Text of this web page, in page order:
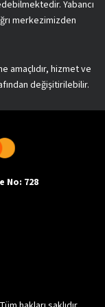
Yabancı
merkezimizden
hizmet ve
değişitirilebilir.
No: 728